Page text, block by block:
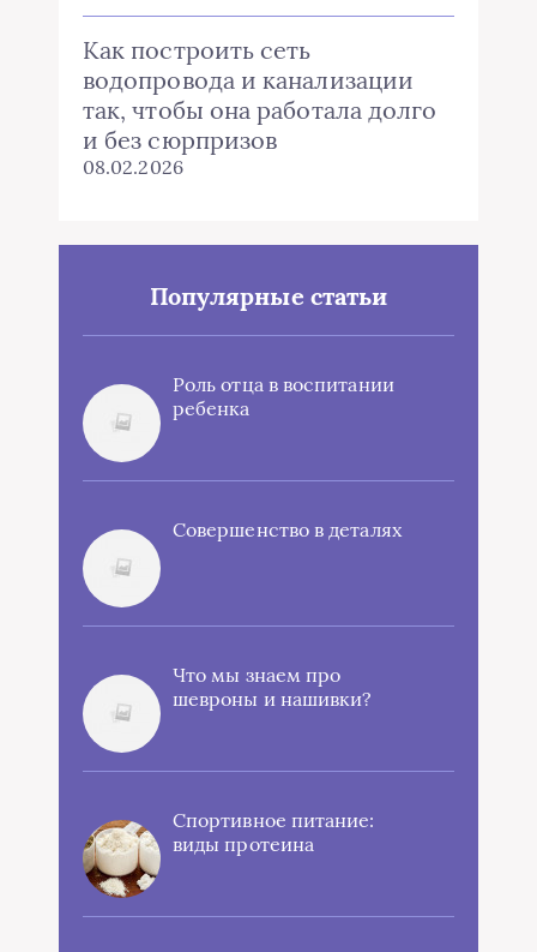
Как построить сеть
водопровода и канализации
так, чтобы она работала долго
и без сюрпризов
08.02.2026
Популярные статьи
Роль отца в воспитании
ребенка
Совершенство в деталях
Что мы знаем про
шевроны и нашивки?
Спортивное питание:
виды протеина